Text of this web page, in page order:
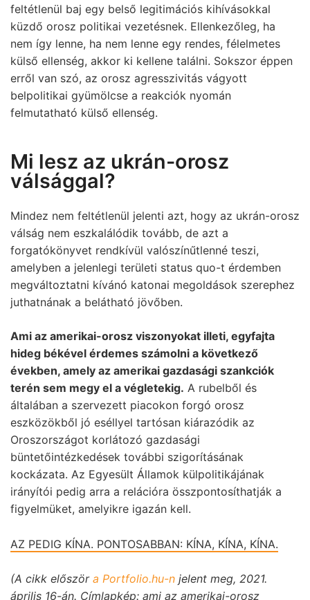
feltétlenül baj egy belső legitimációs kihívásokkal
küzdő orosz politikai vezetésnek. Ellenkezőleg, ha
nem így lenne, ha nem lenne egy rendes, félelmetes
külső ellenség, akkor ki kellene találni. Sokszor éppen
erről van szó, az orosz agresszivitás vágyott
belpolitikai gyümölcse a reakciók nyomán
felmutatható külső ellenség.
Mi lesz az ukrán-orosz
válsággal?
Mindez nem feltétlenül jelenti azt, hogy az ukrán-orosz
válság nem eszkalálódik tovább, de azt a
forgatókönyvet rendkívül valószínűtlenné teszi,
amelyben a jelenlegi területi status quo-t érdemben
megváltoztatni kívánó katonai megoldások szerephez
juthatnának a belátható jövőben.
Ami az amerikai-orosz viszonyokat illeti, egyfajta
hideg békével érdemes számolni a következő
években, amely az amerikai gazdasági szankciók
terén sem megy el a végletekig. A rubelből és
általában a szervezett piacokon forgó orosz
eszközökből jó eséllyel tartósan kiárazódik az
Oroszországot korlátozó gazdasági
büntetőintézkedések további szigorításának
kockázata. Az Egyesült Államok külpolitikájának
irányítói pedig arra a relációra összpontosíthatják a
figyelmüket, amelyikre igazán kell.
AZ PEDIG KÍNA. PONTOSABBAN: KÍNA, KÍNA, KÍNA.
(A cikk először a Portfolio.hu-n jelent meg, 2021.
április 16-án. Címlapkép: ami az amerikai-orosz